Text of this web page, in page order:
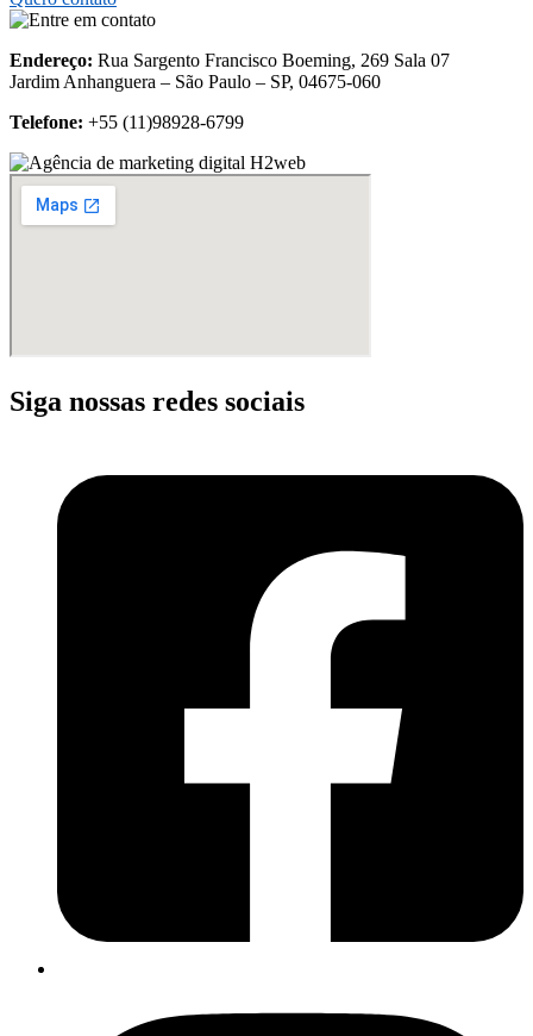
Endereço: Rua Sargento Francisco Boeming, 269 Sala 07
Jardim Anhanguera – São Paulo – SP, 04675-060
Telefone: +55 (11)98928-6799
Siga nossas redes sociais